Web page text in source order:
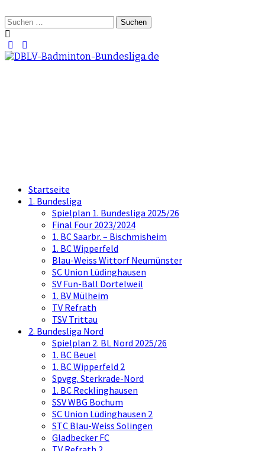
zum
Inhalt
Suchen
nach:
Startseite
1. Bundesliga
Spielplan 1. Bundesliga 2025/26
Final Four 2023/2024
1. BC Saarbr. – Bischmisheim
1. BC Wipperfeld
Blau-Weiss Wittorf Neumünster
SC Union Lüdinghausen
SV Fun-Ball Dortelweil
1. BV Mülheim
TV Refrath
TSV Trittau
2. Bundesliga Nord
Spielplan 2. BL Nord 2025/26
1. BC Beuel
1. BC Wipperfeld 2
Spvgg. Sterkrade-Nord
1. BC Recklinghausen
SSV WBG Bochum
SC Union Lüdinghausen 2
STC Blau-Weiss Solingen
Gladbecker FC